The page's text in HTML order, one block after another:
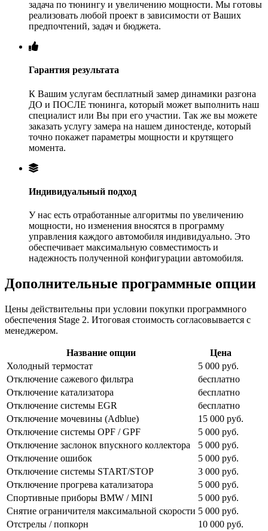
задача по тюнингу и увеличению мощности. Мы готовы
реализовать любой проект в зависимости от Ваших
предпочтений, задач и бюджета.
Гарантия результата
К Вашим услугам бесплатный замер динамики разгона
ДО и ПОСЛЕ тюнинга, который может выполнить наш
специалист или Вы при его участии. Так же вы можете
заказать услугу замера на нашем диностенде, который
точно покажет параметры мощности и крутящего
момента.
Индивидуальный подход
У нас есть отработанные алгоритмы по увеличению
мощности, но изменения вносятся в программу
управления каждого автомобиля индивидуально. Это
обеспечивает максимальную совместимость и
надежность полученной конфигурации автомобиля.
Дополнительные программные опции
Цены действительны при условии покупки программного
обеспечения Stage 2. Итоговая стоимость согласовывается с
менеджером.
Название опции
Цена
Холодный термостат
5 000 руб.
Отключение сажевого фильтра
бесплатно
Отключение катализатора
бесплатно
Отключение системы EGR
бесплатно
Отключение мочевины (Adblue)
15 000 руб.
Отключение системы OPF / GPF
5 000 руб.
Отключение заслонок впускного коллектора
5 000 руб.
Отключение ошибок
5 000 руб.
Отключение системы START/STOP
3 000 руб.
Отключение прогрева катализатора
5 000 руб.
Спортивные приборы BMW / MINI
5 000 руб.
Снятие ограничителя максимальной скорости 5 000 руб.
Отстрелы / попкорн
10 000 руб.